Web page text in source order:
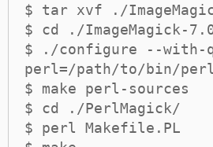
$ tar xvf ./
$ cd ./ImageMagick-
$ ./configure --with-
perl=/path/to/bin/
$ make perl-sources
$ cd ./PerlMagick/
$ perl Makefile.PL